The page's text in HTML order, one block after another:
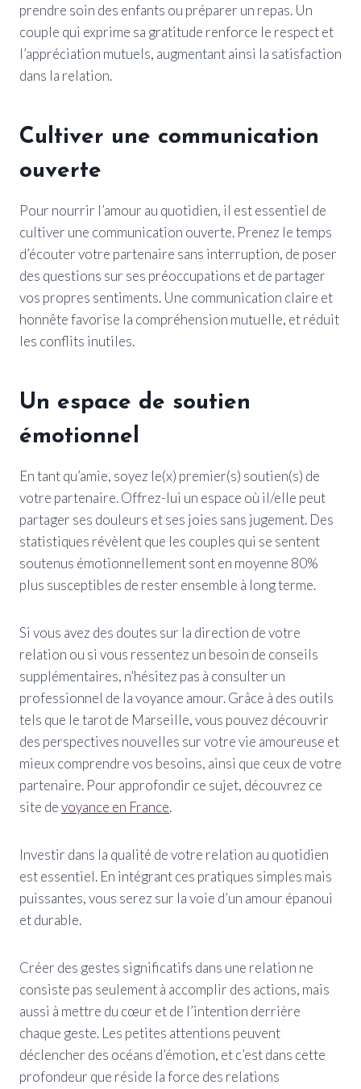
prendre soin des enfants ou préparer un repas. Un
couple qui exprime sa gratitude renforce le respect et
l’appréciation mutuels, augmentant ainsi la satisfaction
dans la relation.
Cultiver une communication
ouverte
Pour nourrir l’amour au quotidien, il est essentiel de
cultiver une communication ouverte. Prenez le temps
d’écouter votre partenaire sans interruption, de poser
des questions sur ses préoccupations et de partager
vos propres sentiments. Une communication claire et
honnête favorise la compréhension mutuelle, et réduit
les conflits inutiles.
Un espace de soutien
émotionnel
En tant qu’amie, soyez le(x) premier(s) soutien(s) de
votre partenaire. Offrez-lui un espace où il/elle peut
partager ses douleurs et ses joies sans jugement. Des
statistiques révèlent que les couples qui se sentent
soutenus émotionnellement sont en moyenne 80%
plus susceptibles de rester ensemble à long terme.
Si vous avez des doutes sur la direction de votre
relation ou si vous ressentez un besoin de conseils
supplémentaires, n’hésitez pas à consulter un
professionnel de la voyance amour. Grâce à des outils
tels que le tarot de Marseille, vous pouvez découvrir
des perspectives nouvelles sur votre vie amoureuse et
mieux comprendre vos besoins, ainsi que ceux de votre
partenaire. Pour approfondir ce sujet, découvrez ce
site devoyance en France.
Investir dans la qualité de votre relation au quotidien
est essentiel. En intégrant ces pratiques simples mais
puissantes, vous serez sur la voie d’un amour épanoui
et durable.
Créer des gestes significatifs dans une relation ne
consiste pas seulement à accomplir des actions, mais
aussi à mettre du cœur et de l’intention derrière
chaque geste. Les petites attentions peuvent
déclencher des océans d’émotion, et c’est dans cette
profondeur que réside la force des relations